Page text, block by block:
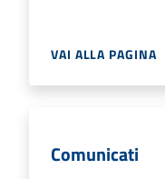
VAI ALLA PAGINA
Comunicati